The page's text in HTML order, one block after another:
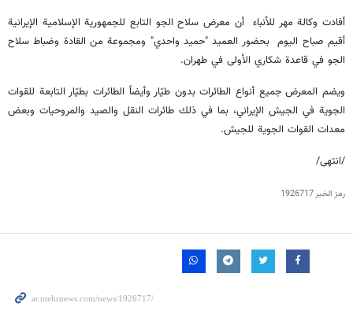
أفادت وكالة مهر للأنباء أن معرض سلاح الجو التابع للجمهورية الإسلامية الإيرانية
أقيم صباح اليوم بحضور العميد "حميد واحدي" ومجموعة من القادة وضباط سلاح
الجو في قاعدة شكاري الأولى في طهران.
ويضم المعرض جميع أنواع الطائرات بدون طيّار وأيضاً الطائرات بطيّار التابعة للقوات
الجوية في الجيش الإيراني، بما في ذلك طائرات النقل والصيد والمروحيات وبعض
معدات القوات الجوية للجيش.
/انتهى/
رمز الخبر1926717